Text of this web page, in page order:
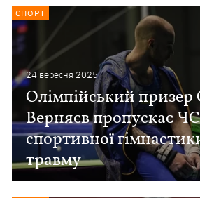
24 вересня 2025
Олімпійський призер
Верняєв пропускає ЧС
спортивної
травму
СПОРТ